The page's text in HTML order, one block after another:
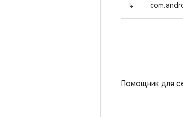
↳
Помощник для